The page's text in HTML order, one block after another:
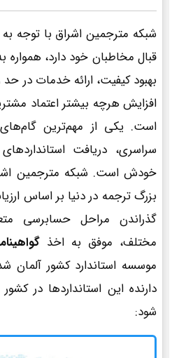
شبکه مترجمین اشراق با توجه
قبال مخاطبان خود دارد، همواره
بهبود کیفیت، ارائه خدمات در حد
افزایش هرچه بیشتر اعتماد
است. یکی از مهم‌ترین
سراسری، دریافت
خودش است. شبکه مترجمین
بزرگ ترجمه در دنیا بر اساس
گذراندن مراحل حسابرسی
مختلف، موفق به اخذ
موسسه استاندارد کشور آلمان
دارنده این استانداردها در
شود: